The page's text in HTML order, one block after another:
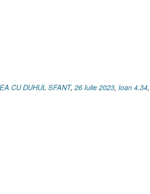
CU DUHUL SFANT, 26 Iulie 2023, Ioan 4.34,